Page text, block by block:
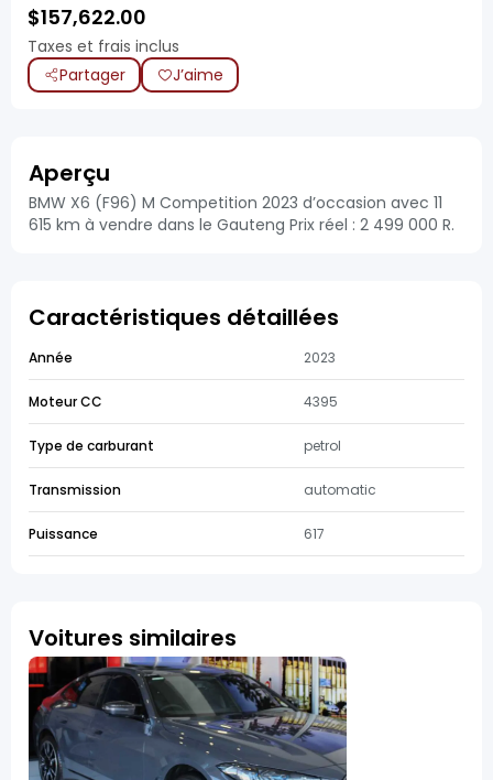
$157,622.00
Taxes et frais inclus
Partager
J’aime
Aperçu
BMW X6 (F96) M Competition 2023 d’occasion avec 11
615 km à vendre dans le Gauteng Prix réel : 2 499 000 R.
Caractéristiques détaillées
Année 2023
Moteur CC 4395
Type de carburant petrol
Transmission automatic
Puissance 617
Voitures similaires